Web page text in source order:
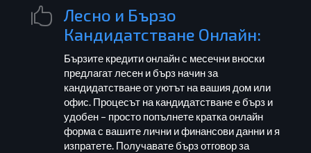
 Лесно и Бързо
Кандидатстване Онлайн:
Бързите кредити онлайн с месечни вноски
предлагат лесен и бърз начин за
кандидатстване от уютът на вашия дом или
офис. Процесът на кандидатстване е бърз и
удобен – просто попълнете кратка онлайн
форма с вашите лични и финансови данни и я
изпратете. Получавате бърз отговор за